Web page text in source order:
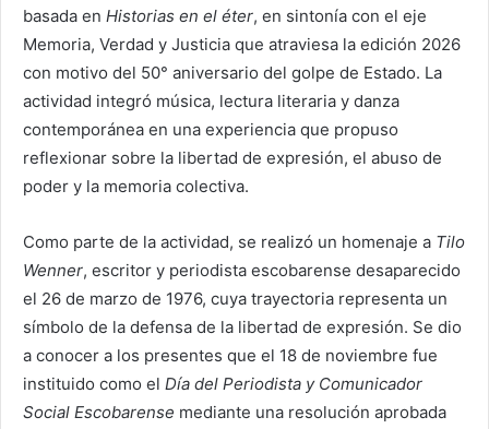
basada en Historias en el éter, en sintonía con el eje
Memoria, Verdad y Justicia que atraviesa la edición 2026
con motivo del 50° aniversario del golpe de Estado. La
actividad integró música, lectura literaria y danza
contemporánea en una experiencia que propuso
reflexionar sobre la libertad de expresión, el abuso de
poder y la memoria colectiva.
Como parte de la actividad, se realizó un homenaje a Tilo
Wenner, escritor y periodista escobarense desaparecido
el 26 de marzo de 1976, cuya trayectoria representa un
símbolo de la defensa de la libertad de expresión. Se dio
a conocer a los presentes que el 18 de noviembre fue
instituido como el Día del Periodista y Comunicador
Social Escobarense mediante una resolución aprobada